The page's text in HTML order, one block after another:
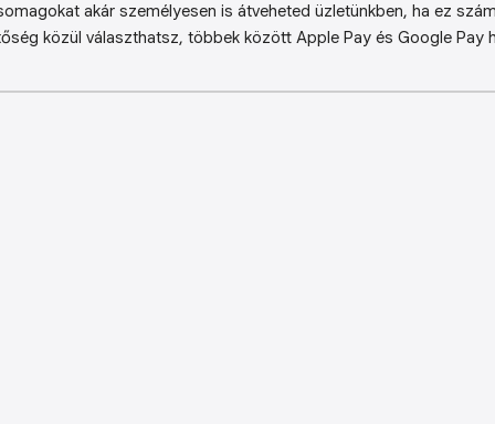
akár személyesen is átveheted üzletünkben, ha ez
közül választhatsz, többek között Apple Pay és Google Pay